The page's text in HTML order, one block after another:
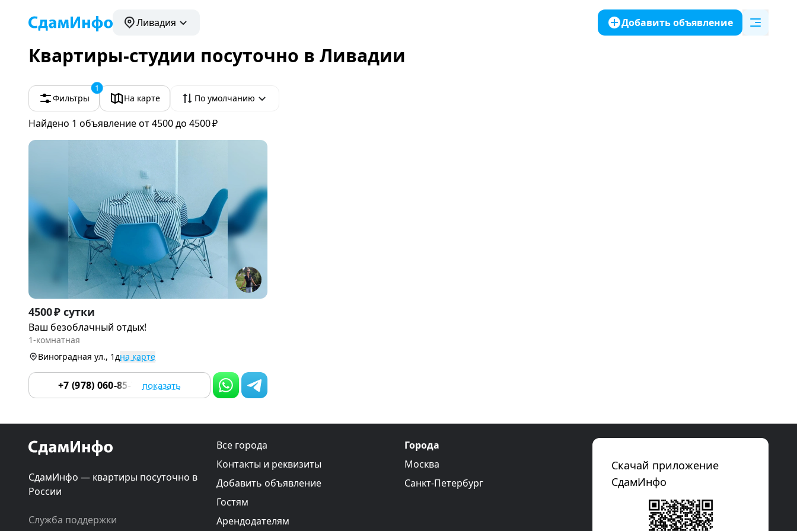
Ливадия Добавить объявление
Квартиры-студии посуточно в Ливадии
Фильтры
1
На карте По умолчанию
Найдено 1 объявлениеот 4500 до 4500 ₽
Item
1
of
4500 ₽ сутки
Ваш безоблачный отдых!
1-комнатная
Виноградная ул., 1дна карте
+7 (978) 060-85-74показать
СдамИнфо — квартиры посуточно в
России
Служба поддержки
Все города
Контакты и реквизиты
Добавить объявление
Гостям
Арендодателям
Города
Москва
Санкт-Петербург
Скачай приложение
СдамИнфо